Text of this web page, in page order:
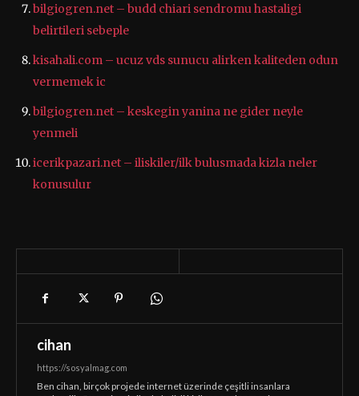
bilgiogren.net – budd chiari sendromu hastaligi
belirtileri sebeple
kisahali.com – ucuz vds sunucu alirken kaliteden odun
vermemek ic
bilgiogren.net – keskegin yanina ne gider neyle
yenmeli
icerikpazari.net – iliskiler/ilk bulusmada kizla neler
konusulur
cihan
https://sosyalmag.com
Ben cihan, birçok projede internet üzerinde çeşitli insanlara